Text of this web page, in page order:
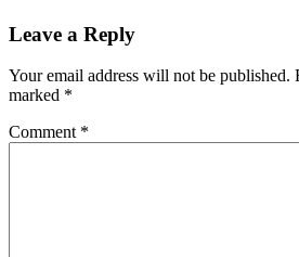
Leave a Reply
Your email address will not be published.
marked *
Comment *